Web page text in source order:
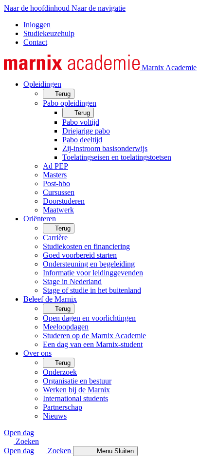
Naar de hoofdinhoud Naar de navigatie
Inloggen
Studiekeuzehulp
Contact
Marnix Academie
Opleidingen
Terug
Pabo opleidingen
Terug
Pabo voltijd
Driejarige pabo
Pabo deeltijd
Zij-instroom basisonderwijs
Toelatingseisen en toelatingstoetsen
Ad PEP
Masters
Post-hbo
Cursussen
Doorstuderen
Maatwerk
Oriënteren
Terug
Carrière
Studiekosten en financiering
Goed voorbereid starten
Ondersteuning en begeleiding
Informatie voor leidinggevenden
Stage in Nederland
Stage of studie in het buitenland
Beleef de Marnix
Terug
Open dagen en voorlichtingen
Meeloopdagen
Studeren op de Marnix Academie
Een dag van een Marnix-student
Over ons
Terug
Onderzoek
Organisatie en bestuur
Werken bij de Marnix
International students
Partnerschap
Nieuws
Open dag
Zoeken
Open dag
Zoeken Menu Sluiten